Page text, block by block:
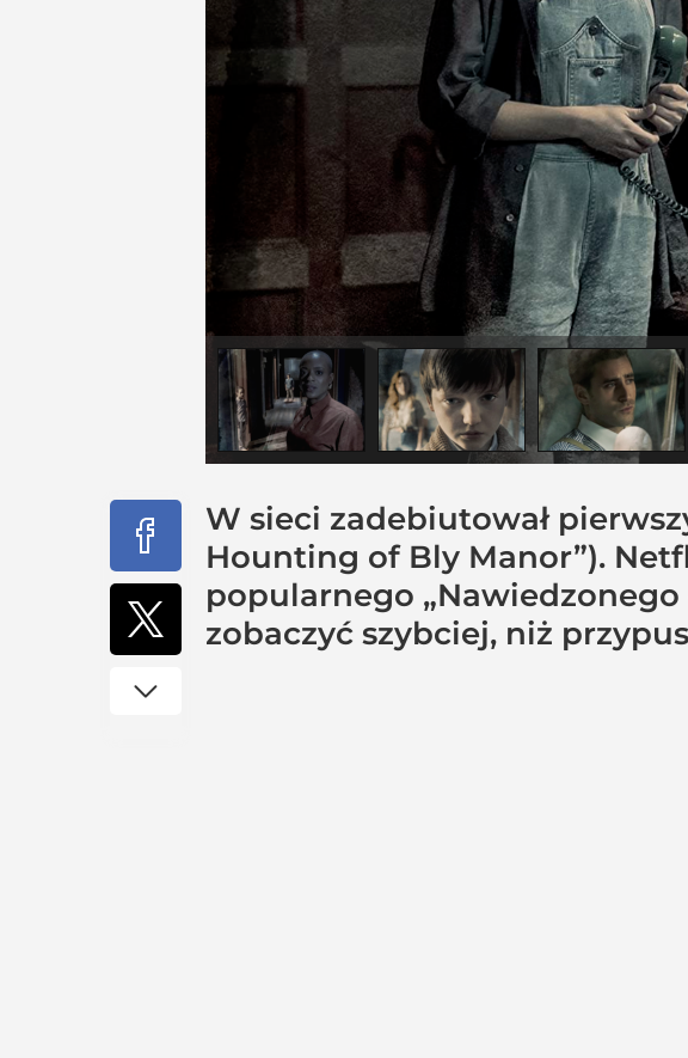
W sieci zadebiutował
Hounting of Bly Manor”).
popularnego
zobaczyć szybciej, niż